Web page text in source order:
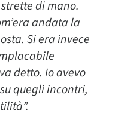
di mano.
andata la
Si era invece
detto. Io avevo
quegli incontri,